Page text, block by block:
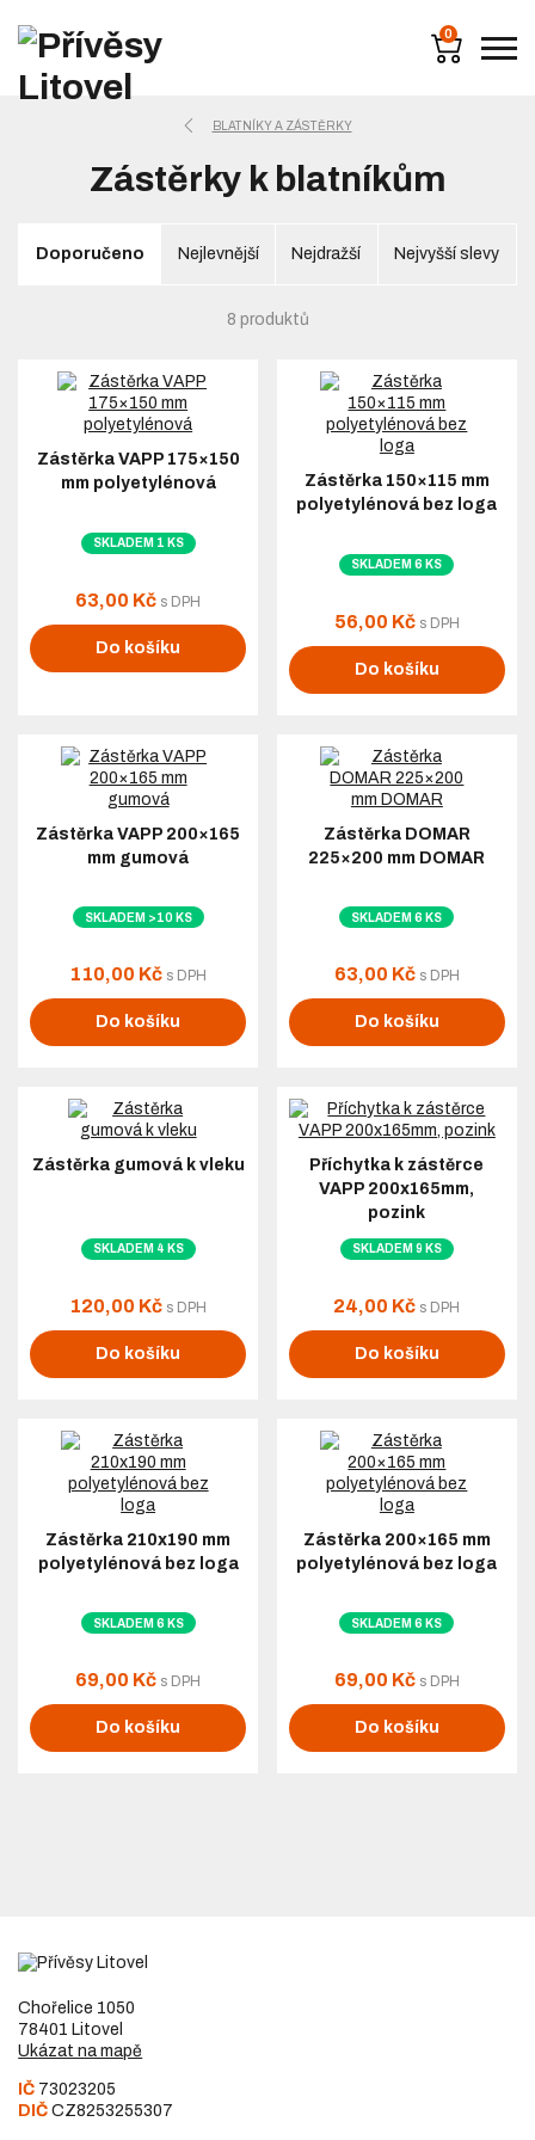
0
BLATNÍKY A ZÁSTĚRKY
Zástěrky k blatníkům
Doporučeno Nejlevnější Nejdražší Nejvyšší slevy
8 produktů
Zástěrka VAPP 175×150
mm polyetylénová
SKLADEM 1 KS
63,00 Kč s DPH
Do košíku
Zástěrka 150×115 mm
polyetylénová bez loga
SKLADEM 6 KS
56,00 Kč s DPH
Do košíku
Zástěrka VAPP 200×165
mm gumová
SKLADEM >10 KS
110,00 Kč s DPH
Do košíku
Zástěrka DOMAR
225×200 mm DOMAR
SKLADEM 6 KS
63,00 Kč s DPH
Do košíku
Zástěrka gumová k vleku
SKLADEM 4 KS
120,00 Kč s DPH
Do košíku
Příchytka k zástěrce
VAPP 200x165mm,
pozink
SKLADEM 9 KS
24,00 Kč s DPH
Do košíku
Zástěrka 210x190 mm
polyetylénová bez loga
SKLADEM 6 KS
69,00 Kč s DPH
Do košíku
Zástěrka 200×165 mm
polyetylénová bez loga
SKLADEM 6 KS
69,00 Kč s DPH
Do košíku
Chořelice 1050
78401 Litovel
Ukázat na mapě
IČ 73023205
DIČ CZ8253255307